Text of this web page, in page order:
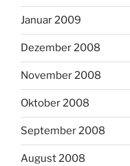
Januar 2009
Dezember 2008
November 2008
Oktober 2008
September 2008
August 2008